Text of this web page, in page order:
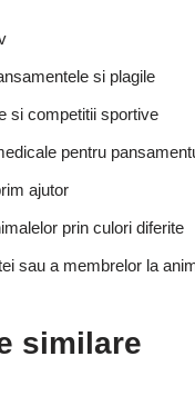
si plagile
si competitii sportive
pentru
ajutor
prin culori diferite
sau a membrelor la
similare